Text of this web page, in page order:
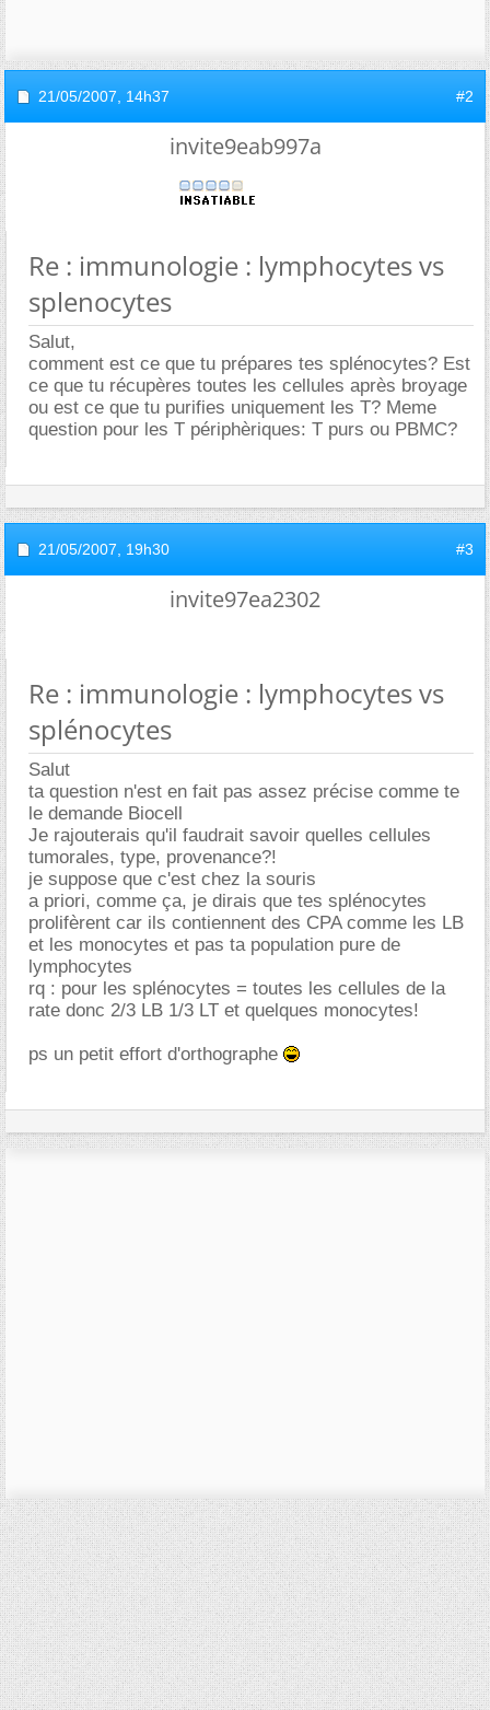
21/05/2007, 14h37 #2
invite9eab997a
Re : immunologie : lymphocytes vs
splenocytes
Salut,
comment est ce que tu prépares tes splénocytes? Est
ce que tu récupères toutes les cellules après broyage
ou est ce que tu purifies uniquement les T? Meme
question pour les T périphèriques: T purs ou PBMC?
21/05/2007, 19h30 #3
invite97ea2302
Re : immunologie : lymphocytes vs
splénocytes
Salut
ta question n'est en fait pas assez précise comme te
le demande Biocell
Je rajouterais qu'il faudrait savoir quelles cellules
tumorales, type, provenance?!
je suppose que c'est chez la souris
a priori, comme ça, je dirais que tes splénocytes
prolifèrent car ils contiennent des CPA comme les LB
et les monocytes et pas ta population pure de
lymphocytes
rq : pour les splénocytes = toutes les cellules de la
rate donc 2/3 LB 1/3 LT et quelques monocytes!
ps un petit effort d'orthographe